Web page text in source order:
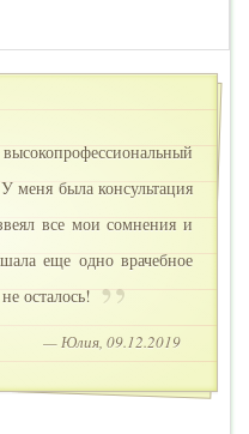
меня была консультация
все мои сомнения и
еще одно врачебное
осталось!
— Юлия, 09.12.2019